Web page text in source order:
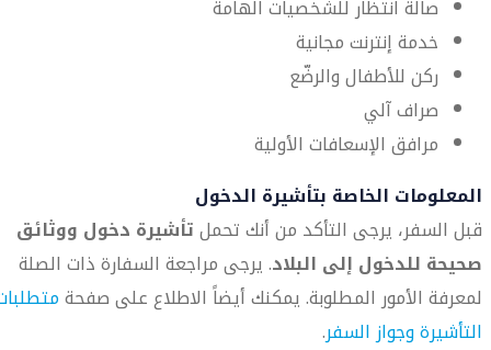
صالة انتظار للشخصيات الهامة
خدمة إنترنت مجانية
ركن للأطفال والرضّع
صراف آلي
مرافق الإسعافات الأولية
المعلومات الخاصة بتأشيرة الدخول
قبل السفر، يرجى التأكد من أنك تحملتأشيرة دخول ووثائق
صحيحة للدخول إلى البلاد. يرجى مراجعة السفارة ذات الصلة
لمعرفة الأمور المطلوبة. يمكنك أيضاً الاطلاع على صفحة
التأشيرة وجواز السفر.